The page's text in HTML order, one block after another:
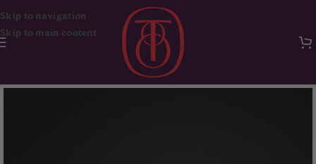
Skip to navigation
Skip to main content
Oturma Grupları